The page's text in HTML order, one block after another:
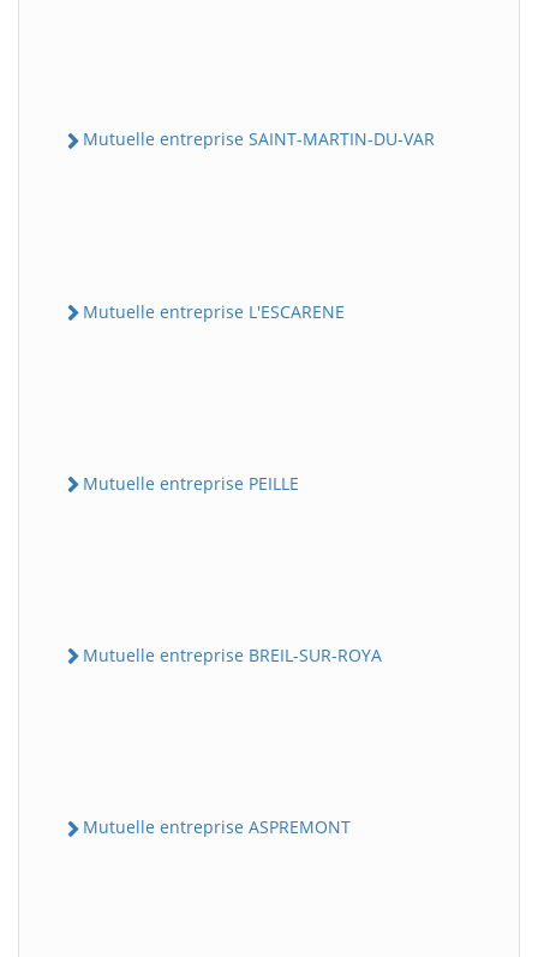
Mutuelle entreprise SAINT-MARTIN-DU-VAR
Mutuelle entreprise L'ESCARENE
Mutuelle entreprise PEILLE
Mutuelle entreprise BREIL-SUR-ROYA
Mutuelle entreprise ASPREMONT